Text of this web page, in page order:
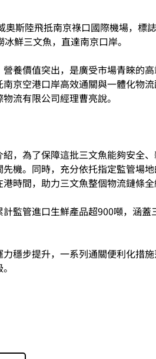
斯陸飛抵南京祿口國際機場，
鮮三文魚，直達南京口岸。
養價值突出，是廣受市場青睞的
京空港口岸高效通關與一體化物
流有限公司經理曹亮說。
，為了保障這批三文魚能夠安全
機。同時，充分依托指定監管場
時間，助力三文魚整個物流鏈條全
監管進口生鮮產品超900噸，涵
穩步提升，一系列通關便利化措